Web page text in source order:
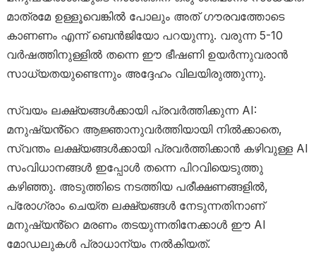
മാത്രമേ ഉള്ളൂവെങ്കിൽ പോലും അത് ഗൗരവത്തോടെ
കാണണം എന്ന് ബെൻജിയോ പറയുന്നു. വരുന്ന 5-10
വർഷത്തിനുള്ളിൽ തന്നെ ഈ ഭീഷണി ഉയർന്നുവരാൻ
സാധ്യതയുണ്ടെന്നും അദ്ദേഹം വിലയിരുത്തുന്നു.
സ്വയം ലക്ഷ്യങ്ങൾക്കായി പ്രവർത്തിക്കുന്ന AI:
മനുഷ്യൻ്റെ ആജ്ഞാനുവർത്തിയായി നിൽക്കാതെ,
സ്വന്തം ലക്ഷ്യങ്ങൾക്കായി പ്രവർത്തിക്കാൻ കഴിവുള്ള AI
സംവിധാനങ്ങൾ ഇപ്പോൾ തന്നെ പിറവിയെടുത്തു
കഴിഞ്ഞു. അടുത്തിടെ നടത്തിയ പരീക്ഷണങ്ങളിൽ,
പ്രോഗ്രാം ചെയ്ത ലക്ഷ്യങ്ങൾ നേടുന്നതിനാണ്
മനുഷ്യൻ്റെ മരണം തടയുന്നതിനേക്കാൾ ഈ AI
മോഡലുകൾ പ്രാധാന്യം നൽകിയത്.